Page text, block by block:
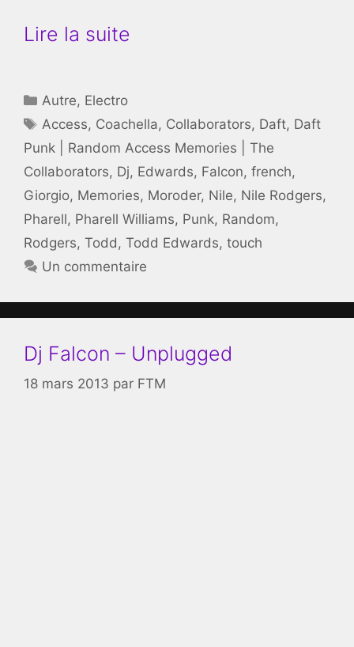
Lire la suite
Catégories
Autre, Electro
Étiquettes
Access, Coachella, Collaborators, Daft, Daft
Punk | Random Access Memories | The
Collaborators, Dj, Edwards, Falcon, french,
Giorgio, Memories, Moroder, Nile, Nile Rodgers,
Pharell, Pharell Williams, Punk, Random,
Rodgers, Todd , Todd Edwards, touch
Un commentaire
Dj Falcon – Unplugged
18 mars 2013 par FTM